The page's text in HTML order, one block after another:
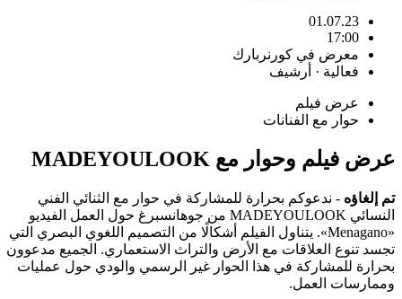
01.07.23
17:00
معرض في كورنربارك
فعالية · أرشيف
عرض فيلم
حوار مع الفنانات
عرض فيلم وحوار مع MADEYOULOOK
تم إلغاؤه- ندعوكم بحرارة للمشاركة في حوار مع الثنائي الفني
النسائي MADEYOULOOK من جوهانسبرغ حول العمل الفيديو
«Menagano». يتناول الفيلم أشكالًا من التصميم اللغوي البصري التي
تجسد تنوع العلاقات مع الأرض والتراث الاستعماري. الجميع مدعوون
بحرارة للمشاركة في هذا الحوار غير الرسمي والودي حول عمليات
وممارسات العمل.